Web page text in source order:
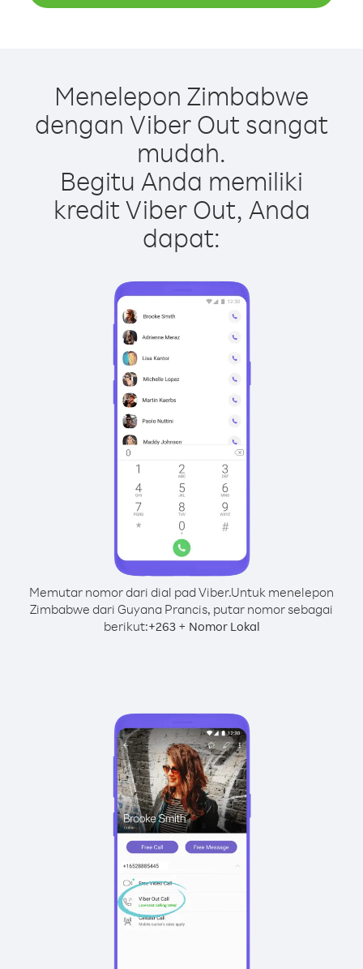
Menelepon Zimbabwe
dengan Viber Out sangat
mudah.
Begitu Anda memiliki
kredit Viber Out, Anda
dapat:
Memutar nomor dari dial pad Viber.Untuk menelepon
Zimbabwe dari Guyana Prancis, putar nomor sebagai
berikut:+263+ Nomor Lokal